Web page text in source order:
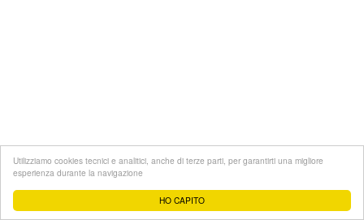
HO CAPITO
Utilizziamo cookies tecnici e analitici, anche di terze parti, per garantirti una migliore
esperienza durante la navigazione